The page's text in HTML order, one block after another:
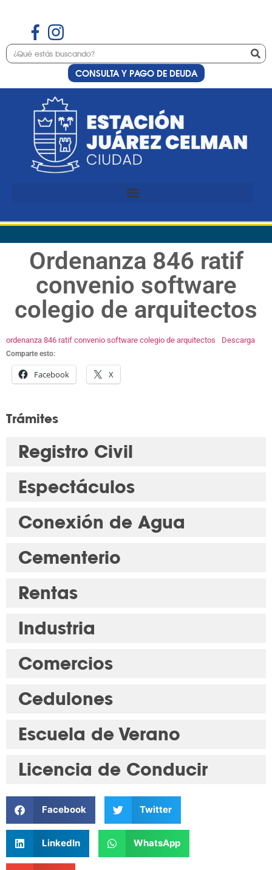
CONSULTA Y PAGO DE DEUDA
Ordenanza 846 ratif
convenio software
colegio de arquitectos
ordenanza 846 ratif convenio software colegio de arquitectos Descarga
Comparte esto:
Facebook X
Trámites
Registro Civil
Espectáculos
Conexión de Agua
Cementerio
Rentas
Industria
Comercios
Cedulones
Escuela de Verano
Licencia de Conducir
Facebook Twitter
LinkedIn WhatsApp